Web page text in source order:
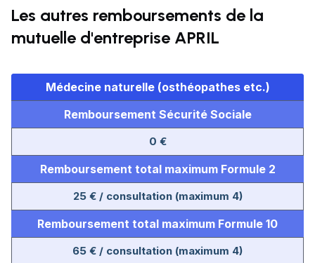
Les autres remboursements de la
mutuelle d'entreprise APRIL
Médecine naturelle (osthéopathes etc.)
Remboursement Sécurité Sociale
0 €
Remboursement total maximum Formule 2
25 € / consultation (maximum 4)
Remboursement total maximum Formule 10
65 € / consultation (maximum 4)